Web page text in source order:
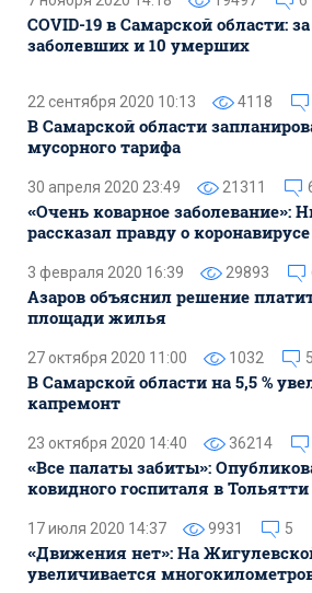
COVID-19 в Самарской области:
заболевших и 10 умерших
22 сентября 2020 10:13 4118
В Самарской области
мусорного тарифа
30 апреля 2020 23:49 21311
«Очень коварное заболевание»:
рассказал правду о
3 февраля 2020 16:39 29893
Азаров объяснил решение
площади жилья
27 октября 2020 11:00 1032 5
В Самарской области на 5,5 %
капремонт
23 октября 2020 14:40 36214
«Все палаты забиты»:
ковидного госпиталя в Тольятти
17 июля 2020 14:37 9931 5
«Движения нет»: На
увеличивается